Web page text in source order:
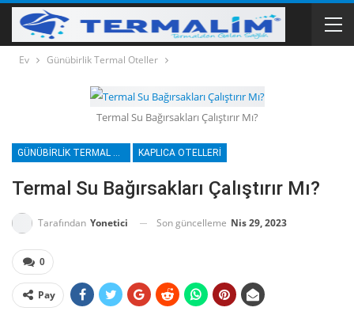
Ev Günübirlik Termal Oteller
Termal Su Bağırsakları Çalıştırır Mı?
KAPLICA OTELLERI
Termal Su Bağırsakları Çalıştırır Mı?
Tarafından Yonetici Son güncelleme Nis 29, 2023
0
Pay